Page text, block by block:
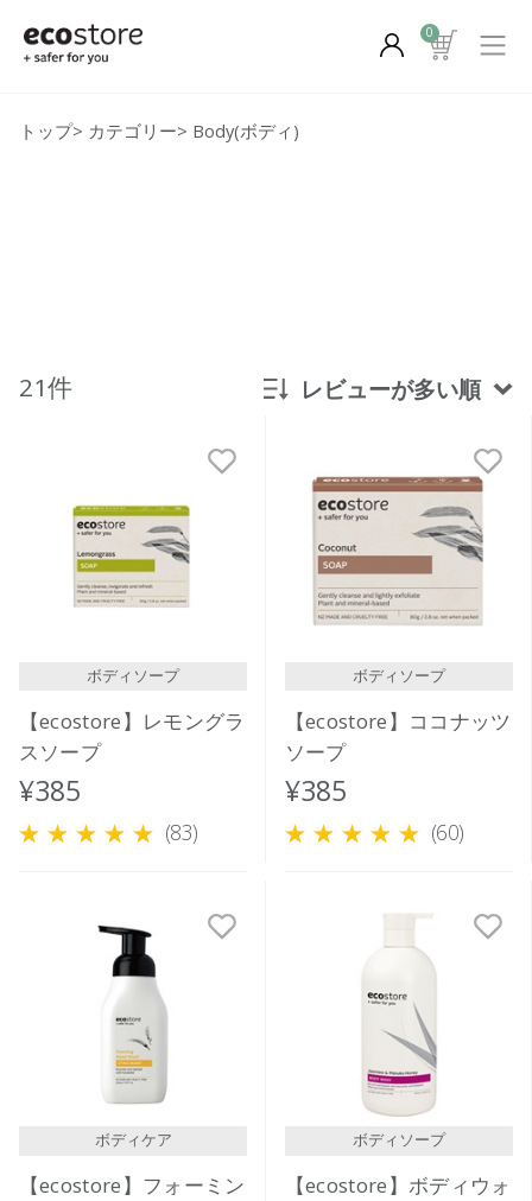
0
トップ> カテゴリー> Body(ボディ)
21件 レビューが多い順
発売日順
価格が安い
価格が高い
レビューが多い順
ボディソープ
【ecostore】レモングラ
スソープ
¥385
(83)
ボディソープ
【ecostore】ココナッツ
ソープ
¥385
(60)
ボディケア
【ecostore】フォーミン
ボディソープ
【ecostore】ボディウォ